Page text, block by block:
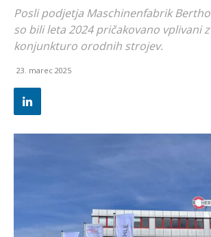
Posli podjetja Maschinenfabrik
so bili leta 2024 pričakovano vplivani
konjunkturo orodnih strojev.
23. marec 2025